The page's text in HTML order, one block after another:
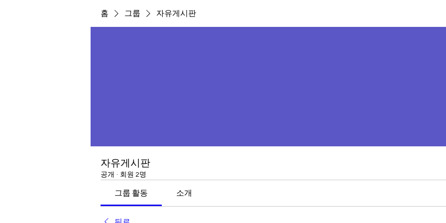
홈 그룹 자유게시판
자유게시판
공개 · 회원 2명
그룹 활동 소개